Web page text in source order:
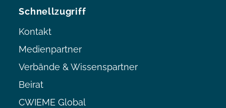
Schnellzugriff
Kontakt
Medienpartner
Verbände & Wissenspartner
Beirat
CWIEME Global